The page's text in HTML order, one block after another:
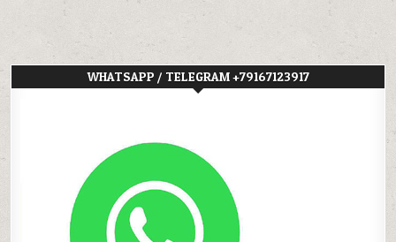
WHATSAPP / TELEGRAM +79167123917